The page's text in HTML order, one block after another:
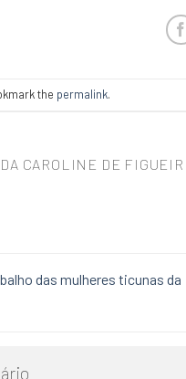
the permalink.
CAROLINE DE
das mulheres ticunas da